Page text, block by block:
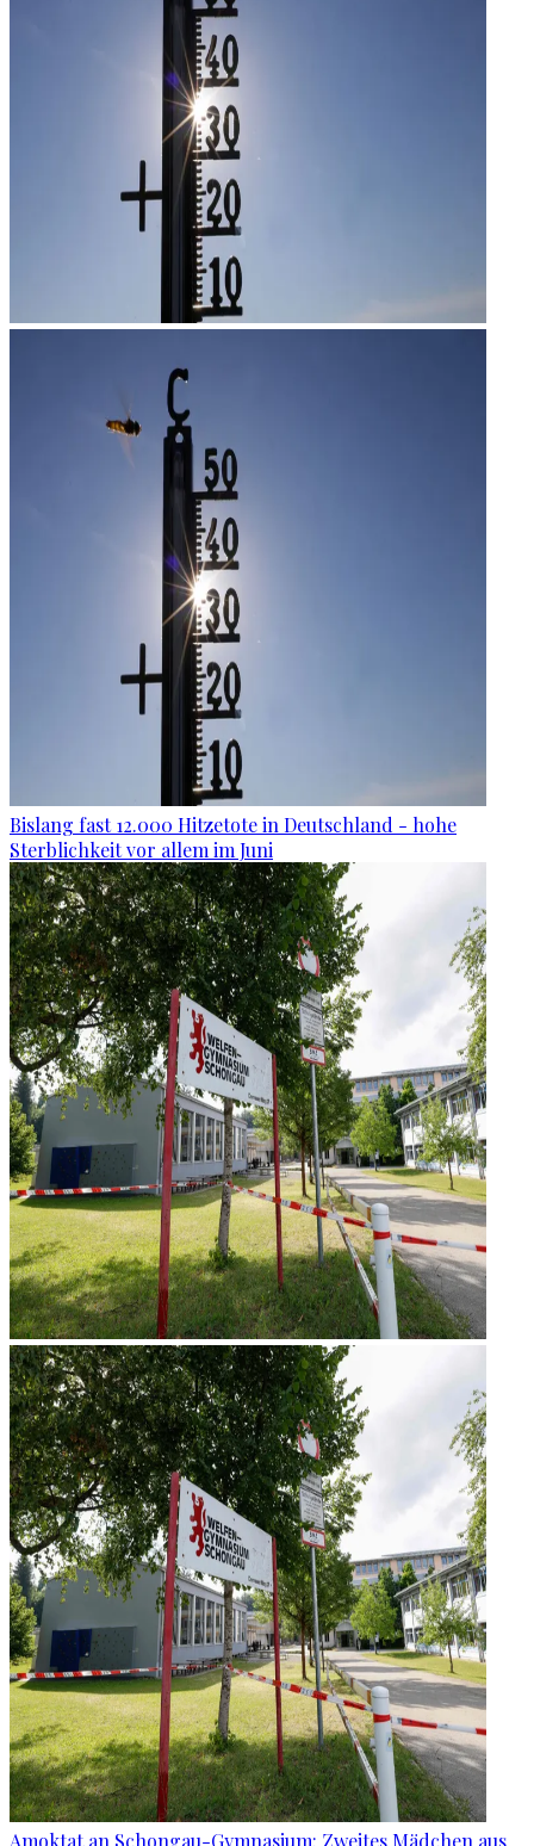
Bislang fast 12.000 Hitzetote in Deutschland - hohe
Sterblichkeit vor allem im Juni
Amoktat an Schongau-Gymnasium: Zweites Mädchen aus